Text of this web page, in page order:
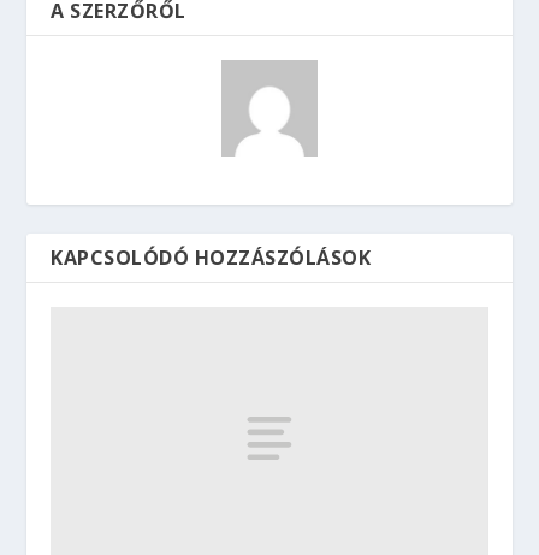
A SZERZŐRŐL
KAPCSOLÓDÓ HOZZÁSZÓLÁSOK